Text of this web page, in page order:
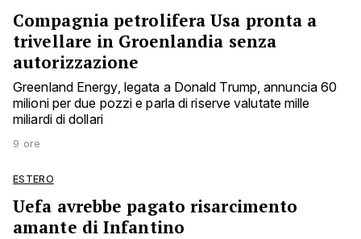
Compagnia petrolifera Usa pronta a
trivellare in Groenlandia senza
autorizzazione
Greenland Energy, legata a Donald Trump, annuncia 60
milioni per due pozzi e parla di riserve valutate mille
miliardi di dollari
9 ore
ESTERO
Uefa avrebbe pagato risarcimento
amante di Infantino